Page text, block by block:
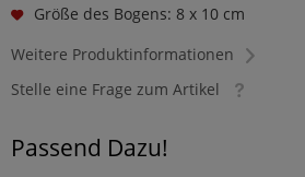
Größe des Bogens: 8 x 10 cm
Weitere Produktinformationen
Stelle eine Frage zum Artikel
Passend Dazu!